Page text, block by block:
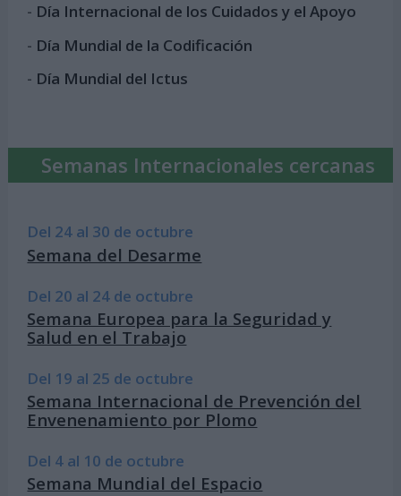
- Día Internacional de los Cuidados y el Apoyo
- Día Mundial de la Codificación
- Día Mundial del Ictus
Semanas Internacionales cercanas
Del 24 al 30 de octubre
Semana del Desarme
Del 20 al 24 de octubre
Semana Europea para la Seguridad y
Salud en el Trabajo
Del 19 al 25 de octubre
Semana Internacional de Prevención del
Envenenamiento por Plomo
Del 4 al 10 de octubre
Semana Mundial del Espacio